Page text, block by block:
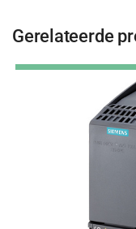
Gerelateerde